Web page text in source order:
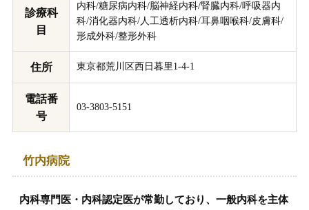
診療科
目
内科/糖尿病内科/脳神経内科/腎臓内科/呼吸器内
科/消化器内科/人工透析内科/耳鼻咽喉科/皮膚科/
形成外科/整形外科
住所 東京都荒川区西日暮里1-4-1
電話番
号
03-3803-5151
竹内病院
内科専門医・内科認定医が常勤しており、一般内科を主体